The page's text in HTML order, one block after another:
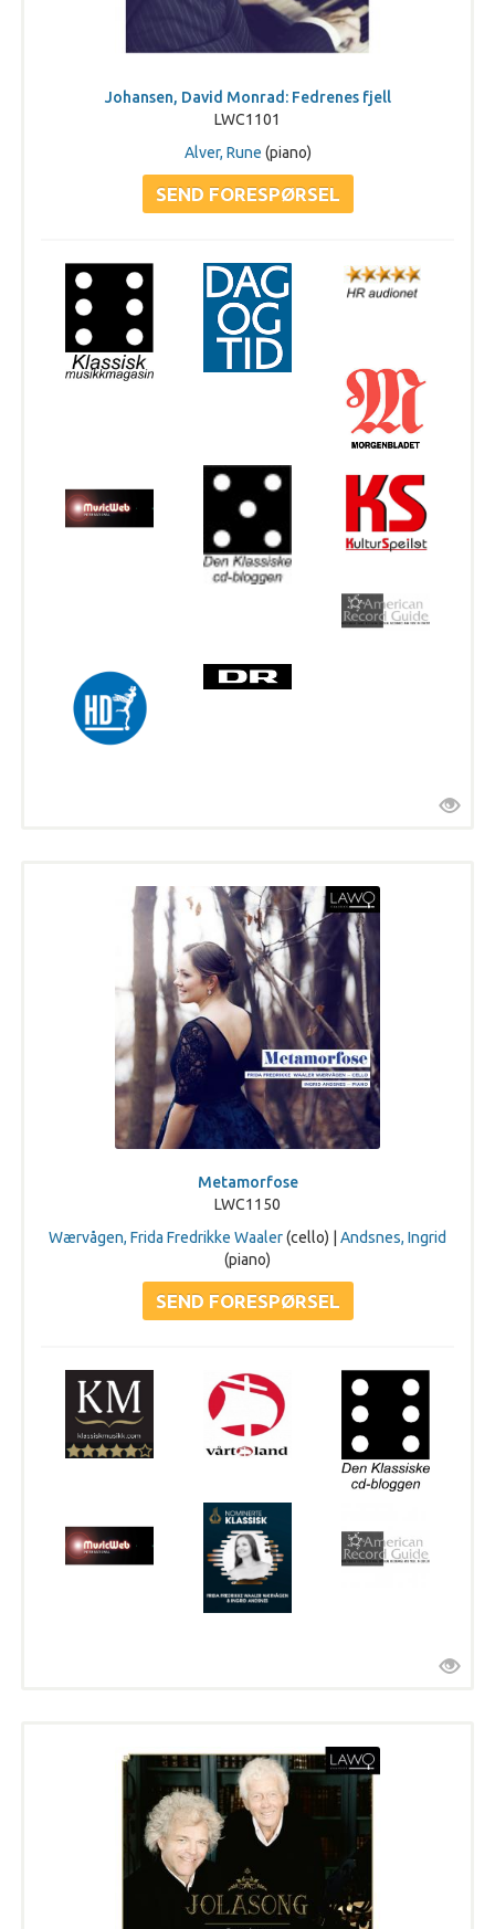
Johansen, David Monrad: Fedrenes fjell
LWC1101
Alver, Rune (piano)
Metamorfose
LWC1150
Wærvågen, Frida Fredrikke Waaler(cello) | Andsnes, Ingrid
(piano)